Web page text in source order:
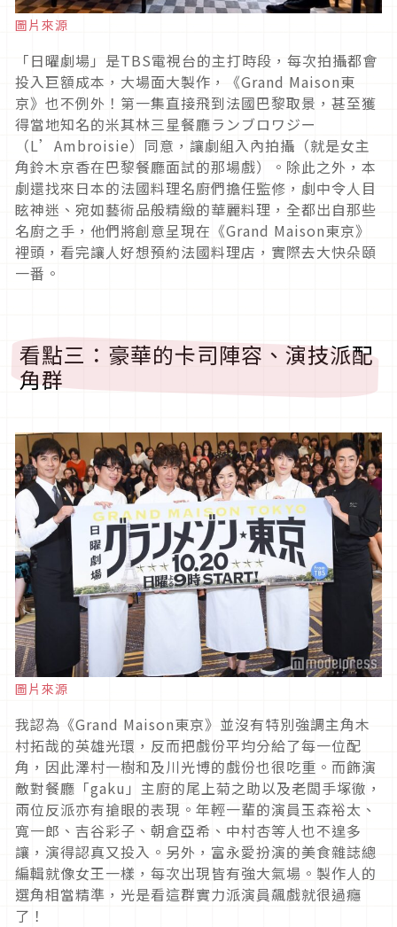
圖片來源
「日曜劇場」是TBS電視台的主打時段，每次拍攝都會
投入巨額成本，大場面大製作，《Grand Maison東
京》也不例外！第一集直接飛到法國巴黎取景，甚至獲
得當地知名的米其林三星餐廳ランブロワジー
（L’Ambroisie）同意，讓劇組入內拍攝（就是女主
角鈴木京香在巴黎餐廳面試的那場戲）。除此之外，本
劇還找來日本的法國料理名廚們擔任監修，劇中令人目
眩神迷、宛如藝術品般精緻的華麗料理，全都出自那些
名廚之手，他們將創意呈現在《Grand Maison東京》
裡頭，看完讓人好想預約法國料理店，實際去大快朵頤
一番。
看點三：豪華的卡司陣容、演技派配
角群
圖片來源
我認為《Grand Maison東京》並沒有特別強調主角木
村拓哉的英雄光環，反而把戲份平均分給了每一位配
角，因此澤村一樹和及川光博的戲份也很吃重。而飾演
敵對餐廳「gaku」主廚的尾上菊之助以及老闆手塚徹，
兩位反派亦有搶眼的表現。年輕一輩的演員玉森裕太、
寬一郎、吉谷彩子、朝倉亞希、中村杏等人也不遑多
讓，演得認真又投入。另外，富永愛扮演的美食雜誌總
編輯就像女王一樣，每次出現皆有強大氣場。製作人的
選角相當精準，光是看這群實力派演員飆戲就很過癮
了！